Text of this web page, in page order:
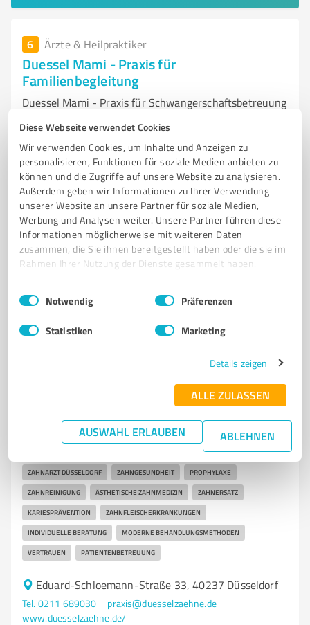
Diese Webseite verwendet Cookies
Wir verwenden Cookies, um Inhalte und Anzeigen zu
personalisieren, Funktionen für soziale Medien anbieten zu
können und die Zugriffe auf unsere Website zu analysieren.
Außerdem geben wir Informationen zu Ihrer Verwendung
unserer Website an unsere Partner für soziale Medien,
Werbung und Analysen weiter. Unsere Partner führen diese
Informationen möglicherweise mit weiteren Daten
zusammen, die Sie ihnen bereitgestellt haben oder die sie im
Rahmen Ihrer Nutzung der Dienste gesammelt haben.
Impressum Datenschutzbestimmungen
Einwilligungsauswahl
Notwendig Präferenzen
Statistiken Marketing
Details zeigen
ALLE ZULASSEN
AUSWAHL ERLAUBEN ABLEHNEN
6 Ärzte & Heilpraktiker
Duessel Mami - Praxis für
Familienbegleitung
Duessel Mami - Praxis für Schwangerschaftsbetreuung
SCHWANGERSCHAFTSBETREUUNG GEBURTSVORBEREITUNG
RÜCKBILDUNGSKURSE AKUPUNKTUR BABYKURSE STILLBERATUNG
FAMILIENBEGLEITUNG SPORT FÜR MÜTTER
INDIVIDUELLE BERATUNG DÜSSELDORF HEBAMMENPRAXIS
Grafenberger Allee 368, 40235 Düsseldorf
info@osteopathie-tenge.de www.duessel-mami.de/
5,00 / 5,00
50 Bewertungen (1 Quelle)
Düsselzähne Gerlach & Knappen - Zahnarzt
Zahnarztpraxis für Zahngesundheit und Ästhetik in
Düsseldorf
ZAHNARZT DÜSSELDORF ZAHNGESUNDHEIT PROPHYLAXE
ZAHNREINIGUNG ÄSTHETISCHE ZAHNMEDIZIN ZAHNERSATZ
KARIESPRÄVENTION ZAHNFLEISCHERKRANKUNGEN
INDIVIDUELLE BERATUNG MODERNE BEHANDLUNGSMETHODEN
VERTRAUEN PATIENTENBETREUUNG
Eduard-Schloemann-Straße 33, 40237 Düsseldorf
Tel. 0211 689030
praxis@duesselzaehne.de
www.duesselzaehne.de/